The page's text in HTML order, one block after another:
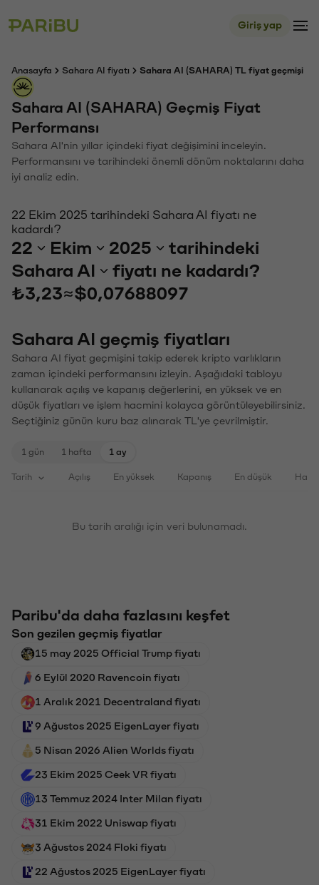
Giriş yap
Anasayfa Sahara AI fiyatı Sahara AI (SAHARA) TL fiyat geçmişi
Sahara AI (SAHARA) Geçmiş Fiyat
Performansı
Sahara AI'nin yıllar içindeki fiyat değişimini inceleyin.
Performansını ve tarihindeki önemli dönüm noktalarını daha
iyi analiz edin.
22 Ekim 2025 tarihindeki Sahara AI fiyatı ne
kadardı?
22 Ekim 2025
tarihindeki
Sahara AI
fiyatı ne kadardı?
₺3,23≈$0,07688097
Sahara AI geçmiş fiyatları
Sahara AI fiyat geçmişini takip ederek kripto varlıkların
zaman içindeki performansını izleyin. Aşağıdaki tabloyu
kullanarak açılış ve kapanış değerlerini, en yüksek ve en
düşük fiyatları ve işlem hacmini kolayca görüntüleyebilirsiniz.
Seçtiğiniz günün kuru baz alınarak TL'ye çevrilmiştir.
1 gün 1 hafta 1 ay
Tarih Açılış En yüksek Kapanış En düşük
Bu tarih aralığı için veri bulunamadı.
Paribu'da daha fazlasını keşfet
Son gezilen geçmiş fiyatlar
15 may 2025 Official Trump fiyatı
6 Eylül 2020 Ravencoin fiyatı
1 Aralık 2021 Decentraland fiyatı
9 Ağustos 2025 EigenLayer fiyatı
5 Nisan 2026 Alien Worlds fiyatı
23 Ekim 2025 Ceek VR fiyatı
13 Temmuz 2024 Inter Milan fiyatı
31 Ekim 2022 Uniswap fiyatı
3 Ağustos 2024 Floki fiyatı
22 Ağustos 2025 EigenLayer fiyatı